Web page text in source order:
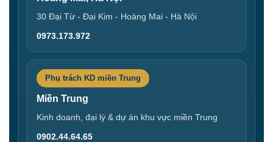
30 Đại Từ - Đại Kim - Hoàng Mai - Hà Nội
0973.173.972
Phụ trách KD miền Trung
Miền Trung
Kinh doanh, đại lý & dự án khu vực miền Trung
0902.44.64.65